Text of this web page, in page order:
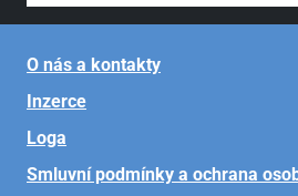
O nás a kontakty
Inzerce
Loga
Smluvní podmínky a ochrana